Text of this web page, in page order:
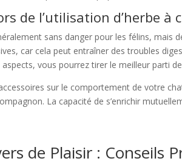
de l’utilisation d’herbe à
sans danger pour les félins, mais
car cela peut entraîner des troubles
vous pourrez tirer le meilleur parti
sur le comportement de votre
La capacité de s’enrichir
de Plaisir : Conseils